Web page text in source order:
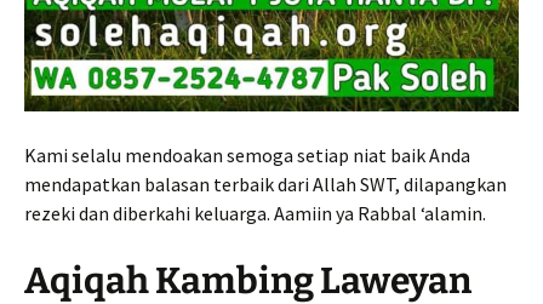
Kami selalu mendoakan semoga setiap niat baik Anda
mendapatkan balasan terbaik dari Allah SWT, dilapangkan
rezeki dan diberkahi keluarga. Aamiin ya Rabbal ‘alamin.
Aqiqah Kambing Laweyan